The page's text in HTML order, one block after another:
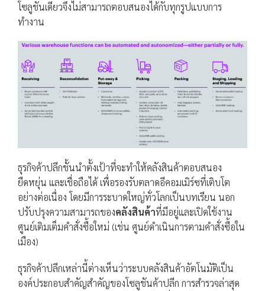
โซลูชันเดียวจึงไม่สามารถตอบสนองได้กับทุกรูปแบบการ
ทำงาน
ธุรกิจค้าปลีกชั้นนำตั้งเป้าที่จะทำให้คลังสินค้าตอบสนอง
ยืดหยุ่น และเชื่อถือได้ เพื่อรองรับตลาดอีคอมเมิร์ซที่เติบโต
อย่างต่อเนื่อง โดยมีการระบาดใหญ่ทั่วโลกเป็นบทเรียน นอก
ปรับปรุงความสามารถของคลังสินค้าที่มีอยู่และเปิดใช้งาน
ศูนย์เติมเต็มคำสั่งซื้อใหม่ (เช่น ศูนย์ดำเนินการตามคำสั่งซื้อใน
เมือง)
ธุรกิจค้าปลีกเหล่านี้ต่างเห็นว่าระบบคลังสินค้าอัตโนมัติเป็น
องค์ประกอบสำคัญสำคัญของโซลูชันค้าปลีก การสำรวจล่าสุด